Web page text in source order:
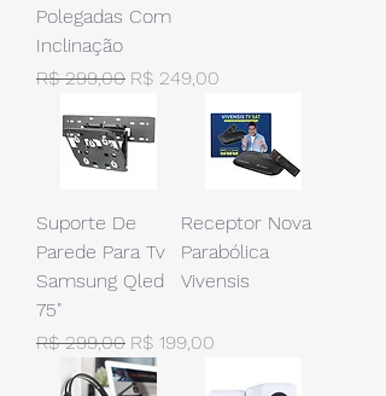
Polegadas Com
Inclinação
Preço normal
R$ 299,00 Preço promocional
R$ 249,00
Suporte De
Parede Para Tv
Samsung Qled
75"
Preço normal
R$ 299,00 Preço promocional
R$ 199,00
Receptor Nova
Parabólica
Vivensis